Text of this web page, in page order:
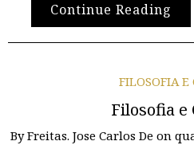
Continue Reading
FILOSOFIA
Filosofia e
ByFreitas. Jose Carlos De on